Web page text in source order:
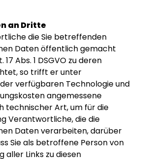
an Dritte
die Sie betreffenden
Daten öffentlich gemacht
Abs. 1 DSGVO zu deren
so trifft er unter
verfügbaren Technologie und
angemessene
technischer Art, um für die
Verantwortliche, die die
Daten verarbeiten, darüber
Sie als betroffene Person von
aller Links zu diesen